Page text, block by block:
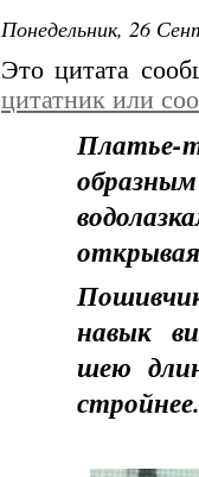
Понедельник, 26
Это цитата
цитатник или
Платье-
навык
шею